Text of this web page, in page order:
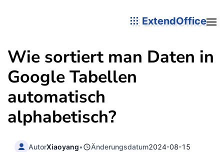
ExtendOffice
Wie sortiert man Daten in
Google Tabellen
automatisch
alphabetisch?
AutorXiaoyang• Änderungsdatum2024-08-15